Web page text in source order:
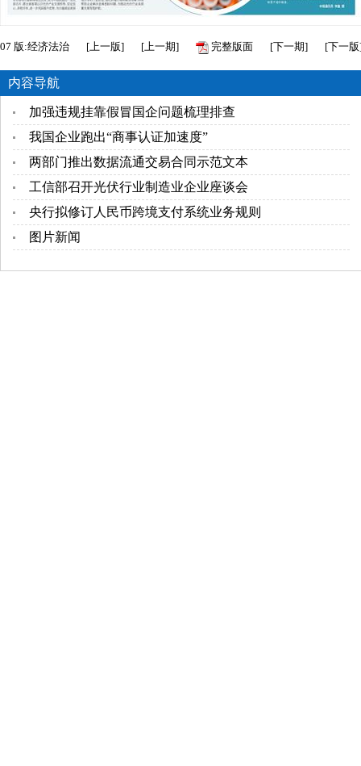
07 版:经济法治 [上一版] [上一期] 完整版面 [下一期] [下一版
内容导航
加强违规挂靠假冒国企问题梳理排查
我国企业跑出“商事认证加速度”
两部门推出数据流通交易合同示范文本
工信部召开光伏行业制造业企业座谈会
央行拟修订人民币跨境支付系统业务规则
图片新闻